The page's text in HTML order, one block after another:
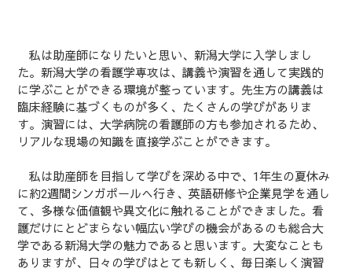
私は助産師になりたいと思い、新潟大学に入学しまし
た。新潟大学の看護学専攻は、講義や演習を通して実践的
に学ぶことができる環境が整っています。先生方の講義は
臨床経験に基づくものが多く、たくさんの学びがありま
す。演習には、大学病院の看護師の方も参加されるため、
リアルな現場の知識を直接学ぶことができます。
私は助産師を目指して学びを深める中で、1年生の夏休み
に約2週間シンガポールへ行き、英語研修や企業見学を通し
て、多様な価値観や異文化に触れることができました。看
護だけにとどまらない幅広い学びの機会があるのも総合大
学である新潟大学の魅力であると思います。大変なことも
ありますが、日々の学びはとても新しく、毎日楽しく演習